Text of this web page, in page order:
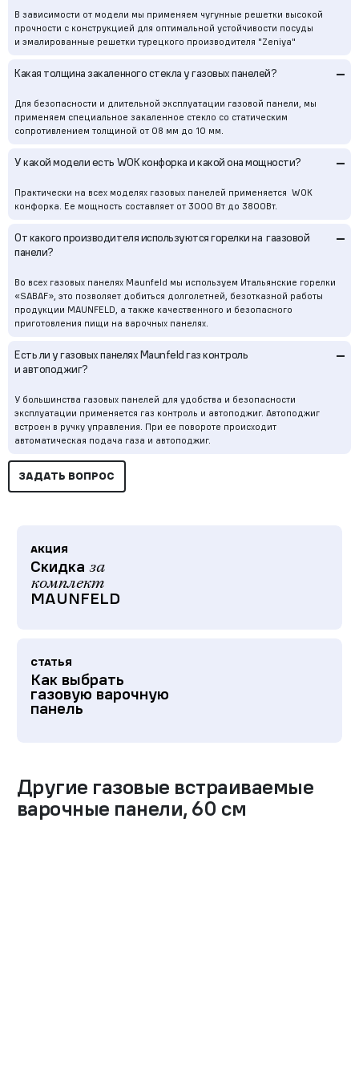
В зависимости от модели мы применяем чугунные решетки высокой
прочности с конструкцией для оптимальной устойчивости посуды
и эмалированные решетки турецкого производителя "Zeniya"
Какая толщина закаленного стекла у газовых панелей? –
Для безопасности и длительной эксплуатации газовой панели, мы
применяем специальное закаленное стекло со статическим
сопротивлением толщиной от 08 мм до 10 мм.
У какой модели есть WOK конфорка и какой она мощности? –
Практически на всех моделях газовых панелей применяется WOK
конфорка. Ее мощность составляет от 3000 Вт до 3800Вт.
От какого производителя используются горелки на гаазовой
панели?
–
Во всех газовых панелях Maunfeld мы используем Итальянские горелки
«SABAF», это позволяет добиться долголетней, безотказной работы
продукции MAUNFELD, а также качественного и безопасного
приготовления пищи на варочных панелях.
Есть ли у газовых панелях Maunfeld газ контроль
и автоподжиг?
–
У большинства газовых панелей для удобства и безопасности
эксплуатации применяется газ контроль и автоподжиг. Автоподжиг
встроен в ручку управления. При ее повороте происходит
автоматическая подача газа и автоподжиг.
ЗАДАТЬ ВОПРОС
АКЦИЯ
Скидка за
комплект
MAUNFELD
СТАТЬЯ
Как выбрать
газовую варочную
панель
Другие газовые встраиваемые
варочные панели, 60 см